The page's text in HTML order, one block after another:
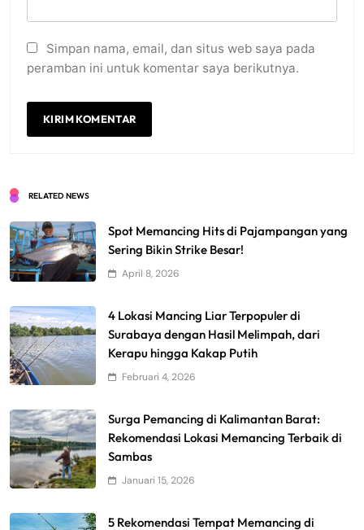
Simpan nama, email, dan situs web saya pada
peramban ini untuk komentar saya berikutnya.
RELATED NEWS
Spot Memancing Hits di Pajampangan yang
Sering Bikin Strike Besar!
April 8, 2026
4 Lokasi Mancing Liar Terpopuler di
Surabaya dengan Hasil Melimpah, dari
Kerapu hingga Kakap Putih
Februari 4, 2026
Surga Pemancing di Kalimantan Barat:
Rekomendasi Lokasi Memancing Terbaik di
Sambas
Januari 15, 2026
5 Rekomendasi Tempat Memancing di